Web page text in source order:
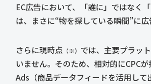
EC広告において、「誰に」ではなく
は、まさに“物を探している瞬間”に
さらに現時点 （※） では、主要プラッ
いません。そのため、相対的にCPC
Ads（商品データフィードを活用し